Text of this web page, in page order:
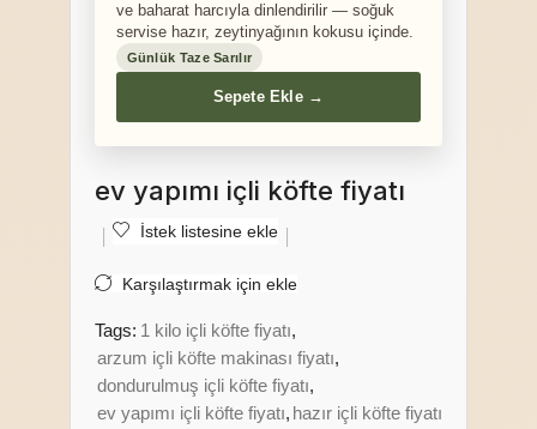
ve baharat harcıyla dinlendirilir — soğuk
servise hazır, zeytinyağının kokusu içinde.
Günlük Taze Sarılır
Sepete Ekle →
ev yapımı içli köfte fiyatı
İstek listesine ekle
Karşılaştırmak için ekle
Tags: 1 kilo içli köfte fiyatı,
arzum içli köfte makinası fiyatı,
dondurulmuş içli köfte fiyatı,
ev yapımı içli köfte fiyatı, hazır içli köfte fiyatı